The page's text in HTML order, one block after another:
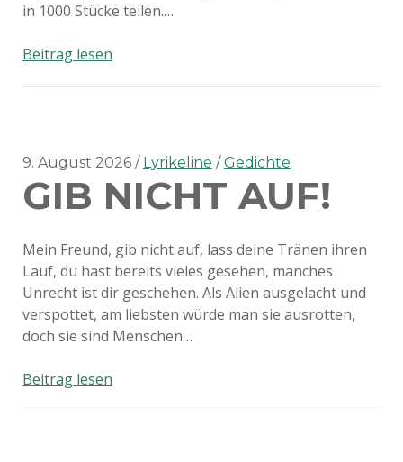
in 1000 Stücke teilen.…
Beitrag lesenStreu
9. August 2026 Lyrikeline Gedichte
GIB NICHT AUF!
Mein Freund, gib nicht auf, lass deine Tränen ihren
Lauf, du hast bereits vieles gesehen, manches
Unrecht ist dir geschehen. Als Alien ausgelacht und
verspottet, am liebsten würde man sie ausrotten,
doch sie sind Menschen…
Beitrag lesenGib